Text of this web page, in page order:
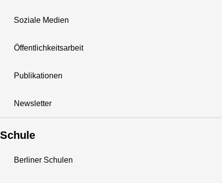
Soziale Medien
Öffentlichkeitsarbeit
Publikationen
Newsletter
Schule
Berliner Schulen